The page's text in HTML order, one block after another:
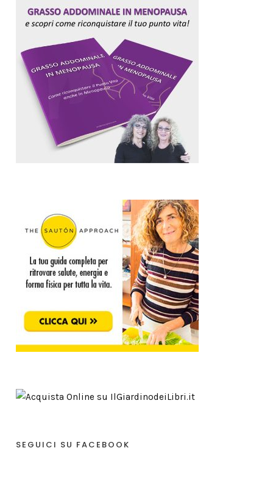
SEGUICI SU FACEBOOK